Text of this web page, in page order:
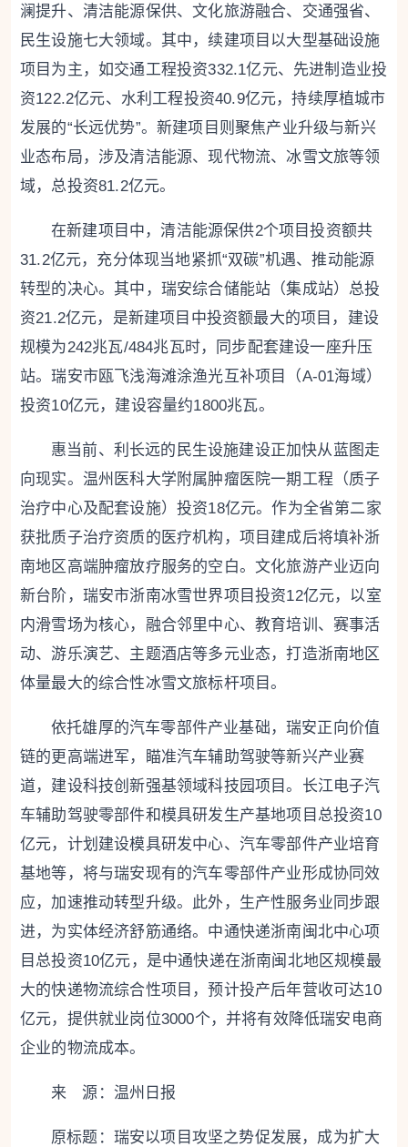
澜提升、清洁能源保供、文化旅游融合、交通强省、
民生设施七大领域。其中，续建项目以大型基础设施
项目为主，如交通工程投资332.1亿元、先进制造业投
资122.2亿元、水利工程投资40.9亿元，持续厚植城市
发展的“长远优势”。新建项目则聚焦产业升级与新兴
业态布局，涉及清洁能源、现代物流、冰雪文旅等领
域，总投资81.2亿元。
在新建项目中，清洁能源保供2个项目投资额共
31.2亿元，充分体现当地紧抓“双碳”机遇、推动能源
转型的决心。其中，瑞安综合储能站（集成站）总投
资21.2亿元，是新建项目中投资额最大的项目，建设
规模为242兆瓦/484兆瓦时，同步配套建设一座升压
站。瑞安市瓯飞浅海滩涂渔光互补项目（A-01海域）
投资10亿元，建设容量约1800兆瓦。
惠当前、利长远的民生设施建设正加快从蓝图走
向现实。温州医科大学附属肿瘤医院一期工程（质子
治疗中心及配套设施）投资18亿元。作为全省第二家
获批质子治疗资质的医疗机构，项目建成后将填补浙
南地区高端肿瘤放疗服务的空白。文化旅游产业迈向
新台阶，瑞安市浙南冰雪世界项目投资12亿元，以室
内滑雪场为核心，融合邻里中心、教育培训、赛事活
动、游乐演艺、主题酒店等多元业态，打造浙南地区
体量最大的综合性冰雪文旅标杆项目。
依托雄厚的汽车零部件产业基础，瑞安正向价值
链的更高端进军，瞄准汽车辅助驾驶等新兴产业赛
道，建设科技创新强基领域科技园项目。长江电子汽
车辅助驾驶零部件和模具研发生产基地项目总投资10
亿元，计划建设模具研发中心、汽车零部件产业培育
基地等，将与瑞安现有的汽车零部件产业形成协同效
应，加速推动转型升级。此外，生产性服务业同步跟
进，为实体经济舒筋通络。中通快递浙南闽北中心项
目总投资10亿元，是中通快递在浙南闽北地区规模最
大的快递物流综合性项目，预计投产后年营收可达10
亿元，提供就业岗位3000个，并将有效降低瑞安电商
企业的物流成本。
来 源：温州日报
原标题： 瑞安以项目攻坚之势促发展，成为扩大